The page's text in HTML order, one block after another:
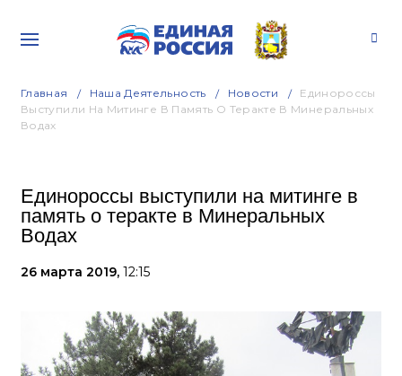
Главная Наша Деятельность Новости
Единороссы
Выступили На Митинге В Память О Теракте В Минеральных
Водах
Единороссы выступили на митинге в
память о теракте в Минеральных
Водах
26 марта 2019, 12:15